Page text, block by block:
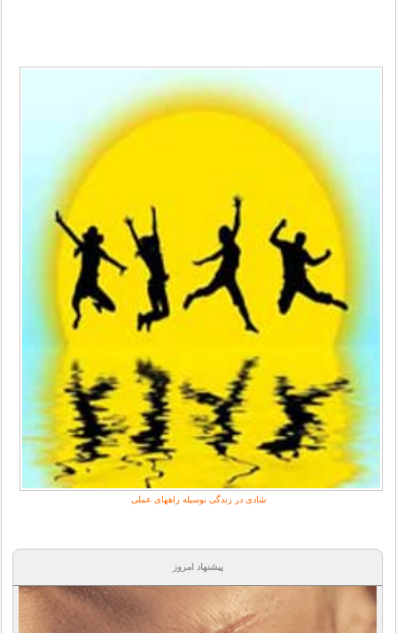
شادی در زندگی بوسیله راههای عملی
پیشنهاد امروز